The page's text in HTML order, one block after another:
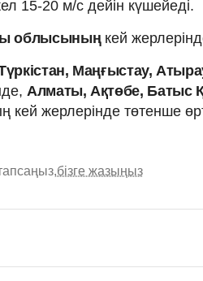
15-20 м/с дейін күшейеді.
облысының кей
Маңғыстау,
Алматы, Ақтөбе, Батыс
кей жерлерінде төтенше
бізге жазыңыз